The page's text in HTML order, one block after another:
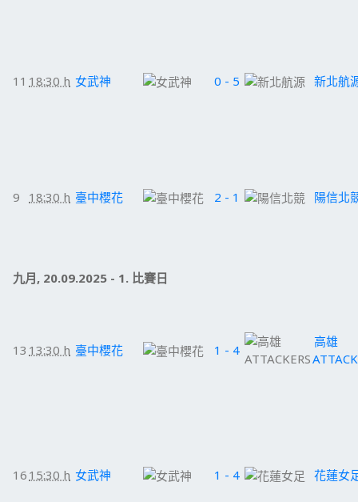
11 18:30 h 女武神 0 - 5 新北航
9 18:30 h 臺中櫻花 2 - 1 陽信北
九月, 20.09.2025 - 1. 比賽日
13 13:30 h 臺中櫻花 1 - 4
高雄
16 15:30 h 女武神 1 - 4 花蓮女